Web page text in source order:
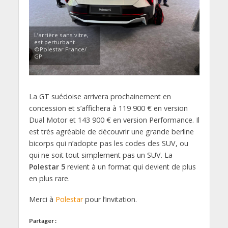
L’arrière sans vitre,
est perturbant
©Polestar France/
GP
La GT suédoise arrivera prochainement en
concession et s’affichera à 119 900 € en version
Dual Motoret 143 900 € en version Performance. Il
est très agréable de découvrir une grande berline
bicorps qui n’adopte pas les codes des SUV, ou
qui ne soit tout simplement pas un SUV. La
Polestar 5revient à un format qui devient de plus
en plus rare.
Merci à Polestarpour l’invitation.
Partager :